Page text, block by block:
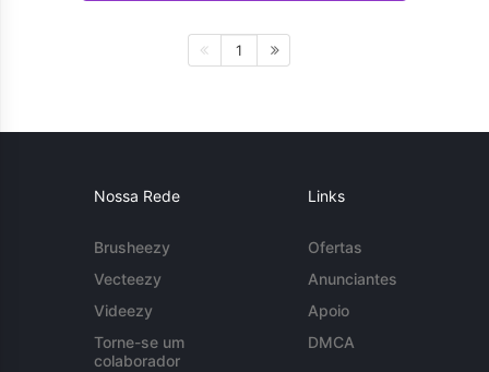
1
Nossa Rede
Brusheezy
Vecteezy
Videezy
Torne-se um
colaborador
Links
Ofertas
Anunciantes
Apoio
DMCA